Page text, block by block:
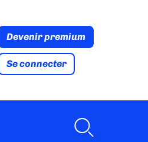
Devenir premium
Se connecter